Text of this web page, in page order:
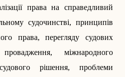
права на справедливий
судочинстві, принципів
права, перегляду судових
міжнародного
рішення, проблеми